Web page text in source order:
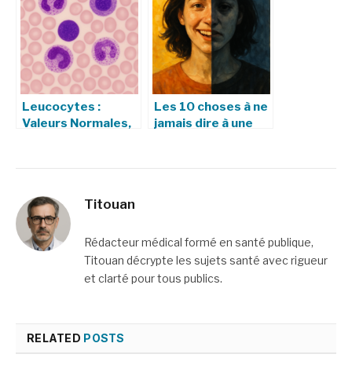
Leucocytes :
Valeurs Normales,
Les 10 choses à ne
jamais dire à une
Titouan
Rédacteur médical formé en santé publique,
Titouan décrypte les sujets santé avec rigueur
et clarté pour tous publics.
RELATED POSTS